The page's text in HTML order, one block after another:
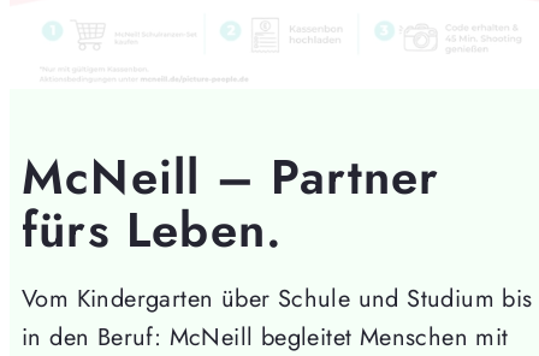
McNeill – Partner
fürs Leben.
Vom Kindergarten über Schule und Studium bis
in den Beruf: McNeill begleitet Menschen mit